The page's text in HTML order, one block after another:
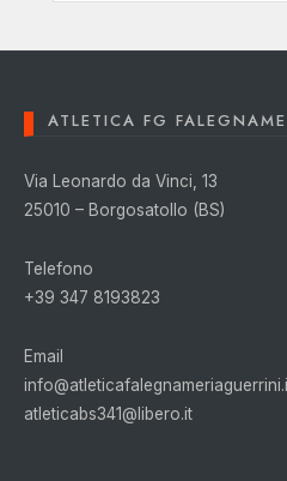
ATLETICA FG
Via Leonardo da Vinci, 13
25010 – Borgosatollo (BS)
Telefono
+39 347 8193823
Email
atleticabs341@libero.it